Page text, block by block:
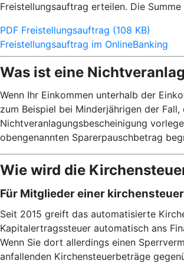
Freistellungsauftrag erteilen. Die
PDF Freistellungsauftrag (108 KB)
Freistellungsauftrag im OnlineBanking
Was ist eine
Wenn Ihr Einkommen unterhalb der
zum Beispiel bei Minderjährigen der
Nichtveranlagungsbescheinigung
obengenannten Sparerpauschbetrag
Wie wird die
Für Mitglieder einer
Seit 2015 greift das automatisierte
Kapitalertragssteuer automatisch ans
Wenn Sie dort allerdings einen
anfallenden Kirchensteuerbeträge